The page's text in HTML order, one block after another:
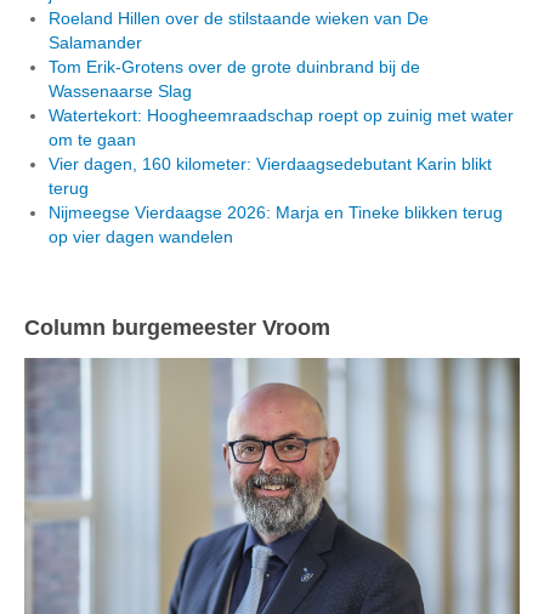
Roeland Hillen over de stilstaande wieken van De
Salamander
Tom Erik-Grotens over de grote duinbrand bij de
Wassenaarse Slag
Watertekort: Hoogheemraadschap roept op zuinig met water
om te gaan
Vier dagen, 160 kilometer: Vierdaagsedebutant Karin blikt
terug
Nijmeegse Vierdaagse 2026: Marja en Tineke blikken terug
op vier dagen wandelen
Column burgemeester Vroom